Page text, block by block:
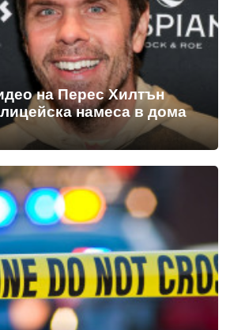
на Перес Хилтън
намеса в дома